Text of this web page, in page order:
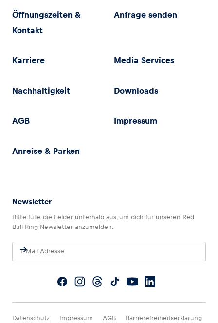
Öffnungszeiten &
Kontakt
Anfrage senden
Karriere Media Services
Nachhaltigkeit Downloads
AGB Impressum
Anreise & Parken
Newsletter
Bitte fülle die Felder unterhalb aus, um dich für unseren Red
Bull Ring Newsletter anzumelden.
Datenschutz Impressum AGB Barrierefreiheitserklärung